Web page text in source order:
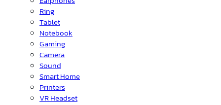
Ring
Tablet
Notebook
Gaming
Camera
Sound
Smart Home
Printers
VR Headset